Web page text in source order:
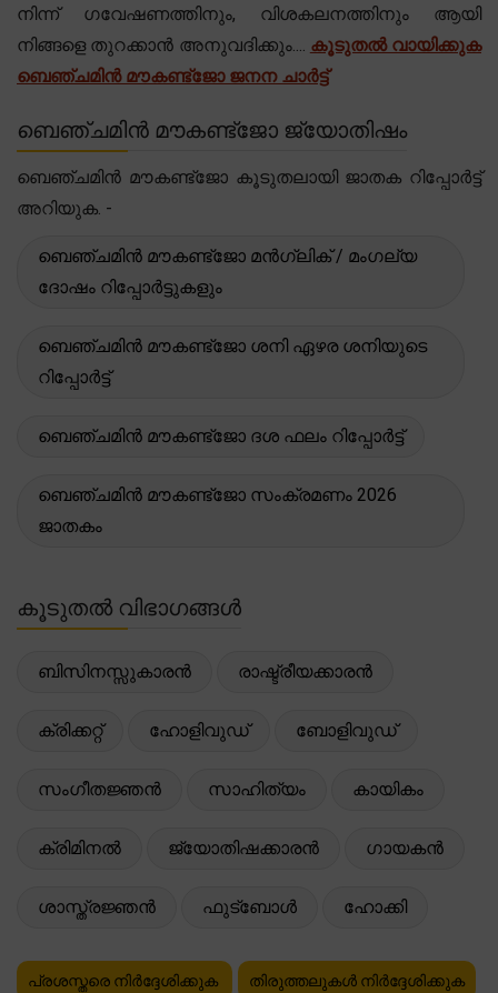
നിന്ന് ഗവേഷണത്തിനും, വിശകലനത്തിനും ആയി
നിങ്ങളെ തുറക്കാൻ അനുവദിക്കും.... കൂടുതൽ വായിക്കുക
ബെഞ്ചമിൻ മൗകണ്ട്ജോ ജനന ചാർട്ട്
ബെഞ്ചമിൻ മൗകണ്ട്ജോ ജ്യോതിഷം
ബെഞ്ചമിൻ മൗകണ്ട്ജോ കൂടുതലായി ജാതക റിപ്പോർട്ട്
അറിയുക. -
ബെഞ്ചമിൻ മൗകണ്ട്ജോ മൻഗ്ലിക് / മംഗല്യ
ദോഷം റിപ്പോർട്ടുകളും
ബെഞ്ചമിൻ മൗകണ്ട്ജോ ശനി ഏഴര ശനിയുടെ
റിപ്പോർട്ട്
ബെഞ്ചമിൻ മൗകണ്ട്ജോ ദശ ഫലം റിപ്പോർട്ട്
ബെഞ്ചമിൻ മൗകണ്ട്ജോ സംക്രമണം 2026
ജാതകം
കൂടുതൽ വിഭാഗങ്ങൾ
ബിസിനസ്സുകാരൻ രാഷ്ട്രീയക്കാരൻ
ക്രിക്കറ്റ് ഹോളിവുഡ് ബോളിവുഡ്
സംഗീതജ്ഞൻ സാഹിത്യം കായികം
ക്രിമിനൽ ജ്യോതിഷക്കാരൻ ഗായകൻ
ശാസ്ത്രജ്ഞൻ ഫുട്ബോൾ ഹോക്കി
പ്രശസ്തരെ നിർദ്ദേശിക്കുക തിരുത്തലുകൾ നിർദ്ദേശിക്കുക